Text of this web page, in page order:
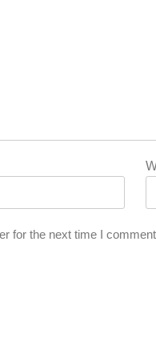
for the next time I